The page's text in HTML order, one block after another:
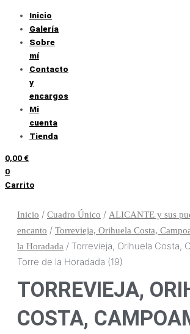
Inicio
Galería
Sobre
mí
Contacto
y
encargos
Mi
cuenta
Tienda
0,00€
0
Carrito
Inicio / Cuadro Único / ALICANTE y sus
encanto / Torrevieja, Orihuela Costa,
la Horadada / Torrevieja, Orihuela Costa,
Torre de la Horadada (19)
TORREVIEJA,
COSTA,